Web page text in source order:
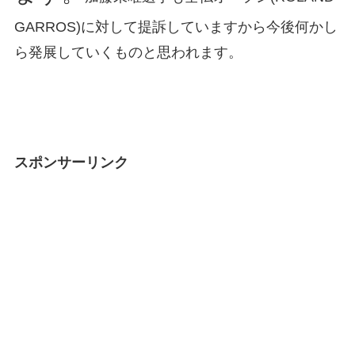
GARROS)に対して提訴していますから今後何かし
ら発展していくものと思われます。
スポンサーリンク